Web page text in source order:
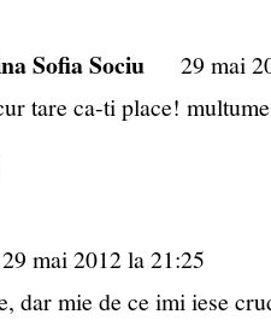
Sofia Sociu
29 mai
tare ca-ti place!
29 mai 2012 la 21:25
dar mie de ce imi iese